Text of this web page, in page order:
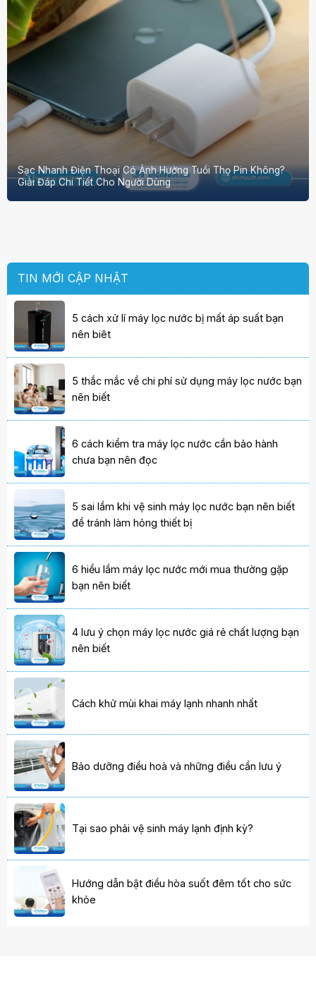
Sạc Nhanh Điện Thoại Có Ảnh Hưởng Tuổi Thọ Pin Không?
Giải Đáp Chi Tiết Cho Người Dùng
TIN MỚI CẬP NHẬT
5 cách xử lí máy lọc nước bị mất áp suất bạn
nên biêt
5 thắc mắc về chi phí sử dụng máy lọc nước bạn
nên biết
6 cách kiểm tra máy lọc nước cần bảo hành
chưa bạn nên đọc
5 sai lầm khi vệ sinh máy lọc nước bạn nên biết
để tránh làm hỏng thiết bị
6 hiểu lầm máy lọc nước mới mua thường gặp
bạn nên biết
4 lưu ý chọn máy lọc nước giá rẻ chất lượng bạn
nên biết
Cách khử mùi khai máy lạnh nhanh nhất
Bảo dưỡng điều hoà và những điều cần lưu ý
Tại sao phải vệ sinh máy lạnh định kỳ?
Hướng dẫn bật điều hòa suốt đêm tốt cho sức
khỏe